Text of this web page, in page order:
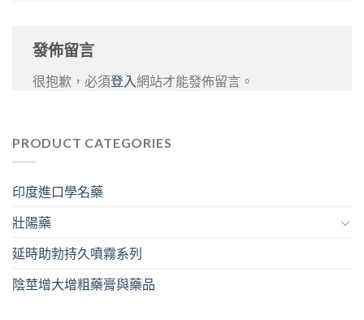
發佈留言
很抱歉，必須登入網站才能發佈留言。
PRODUCT CATEGORIES
印度進口學名藥
壯陽藥
延時助勃持久噴霧系列
陰莖增大增粗藥膏與藥品